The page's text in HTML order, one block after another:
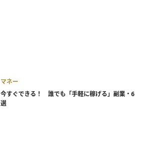
マネー
今すぐできる！ 誰でも「手軽に稼げる」副業・6
選